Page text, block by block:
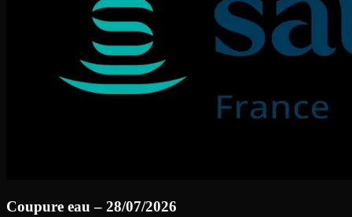
Coupure eau – 28/07/2026